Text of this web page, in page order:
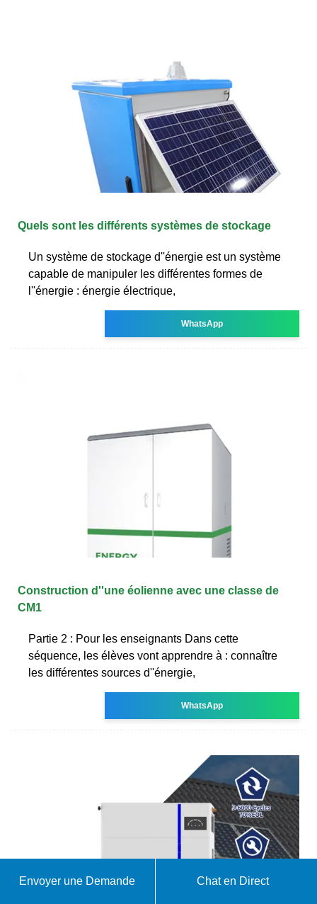
Quels sont les différents systèmes de stockage
Un système de stockage d''énergie est un système
capable de manipuler les différentes formes de
l''énergie : énergie électrique,
WhatsApp
Construction d''une éolienne avec une classe de
CM1
Partie 2 : Pour les enseignants Dans cette
séquence, les élèves vont apprendre à : connaître
les différentes sources d''énergie,
WhatsApp
Envoyer une Demande Chat en Direct